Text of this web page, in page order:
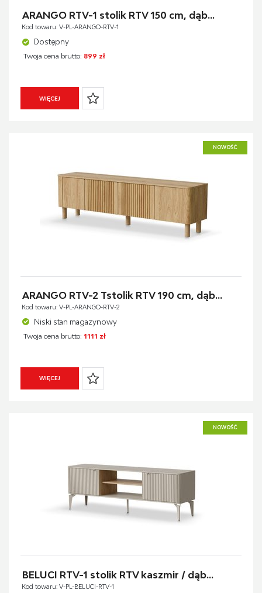
BIURKA I KONSOLKI
FOTELE OBROTOWE
KRZESŁA
CENA
ARANGO RTV-1 stolik RTV 150 cm, dąb...
Kod towaru: V-PL-ARANGO-RTV-1
Dostępny
Twoja cena brutto: 899 zł
WIĘCEJ
NOWOŚĆ
ARANGO RTV-2 Tstolik RTV 190 cm, dąb...
Kod towaru: V-PL-ARANGO-RTV-2
Niski stan magazynowy
Twoja cena brutto: 1111 zł
WIĘCEJ
NOWOŚĆ
BELUCI RTV-1 stolik RTV kaszmir / dąb...
Kod towaru: V-PL-BELUCI-RTV-1